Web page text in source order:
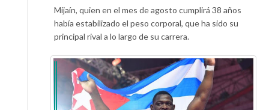
Mijaín, quien en el mes de agosto cumplirá 38 años
había estabilizado el peso corporal, que ha sido su
principal rival a lo largo de su carrera.